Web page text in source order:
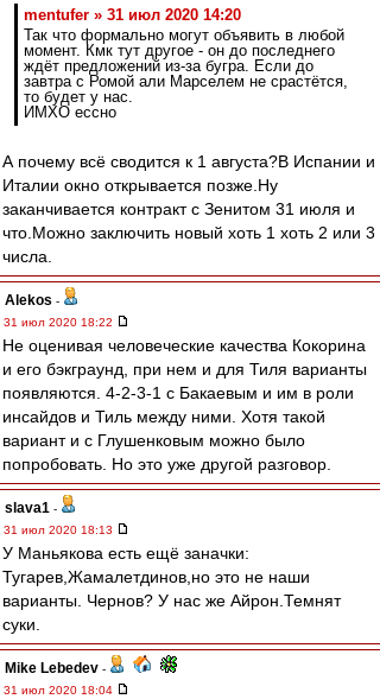
mentufer » 31 июл 2020 14:20
Так что формально могут объявить в любой
момент. Кмк тут другое - он до последнего
ждёт предложений из-за бугра. Если до
завтра с Ромой али Марселем не срастётся,
то будет у нас.
ИМХО ессно
А почему всё сводится к 1 августа?В Испании и
Италии окно открывается позже.Ну
заканчивается контракт с Зенитом 31 июля и
что.Можно заключить новый хоть 1 хоть 2 или 3
числа.
Alekos -
31 июл 2020 18:22
Не оценивая человеческие качества Кокорина
и его бэкграунд, при нем и для Тиля варианты
появляются. 4-2-3-1 с Бакаевым и им в роли
инсайдов и Тиль между ними. Хотя такой
вариант и с Глушенковым можно было
попробовать. Но это уже другой разговор.
slava1 -
31 июл 2020 18:13
У Маньякова есть ещё заначки:
Тугарев,Жамалетдинов,но это не наши
варианты. Чернов? У нас же Айрон.Темнят
суки.
Mike Lebedev -
31 июл 2020 18:04